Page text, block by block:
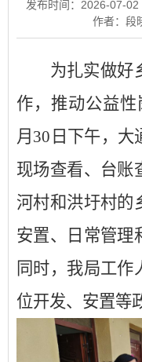
发布时间：2026-07-02
作者：段
为扎实做好
作，推动公益性
月 30 日下午，大
现场查看、台账
河村和洪圩村的
安置、日常管理
同时，我局工作
位开发、安置等